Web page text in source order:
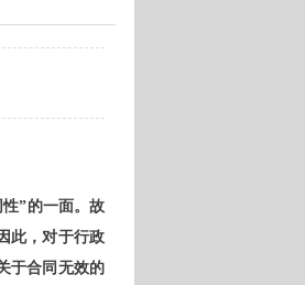
”的一面。故
此，对于行政
于合同无效的